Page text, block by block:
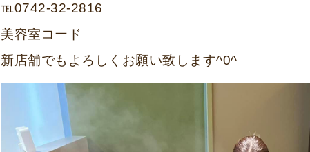
℡0742-32-2816
美容室コード
新店舗でもよろしくお願い致します^0^